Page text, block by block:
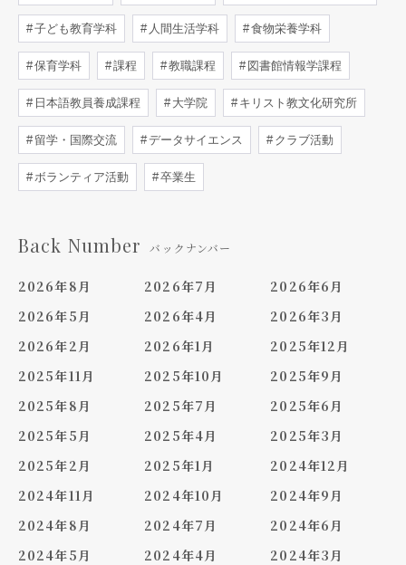
子ども教育学科 人間生活学科 食物栄養学科
保育学科 課程 教職課程 図書館情報学課程
日本語教員養成課程 大学院 キリスト教文化研究所
留学・国際交流 データサイエンス クラブ活動
ボランティア活動 卒業生
Back Number バックナンバー
2026年8月 2026年7月
2026年6月
2026年5月
2026年4月
2026年3月
2026年2月
2026年1月
2025年12月
2025年11月
2025年10月
2025年9月
2025年8月
2025年7月
2025年6月
2025年5月
2025年4月
2025年3月
2025年2月
2025年1月
2024年12月
2024年11月
2024年10月
2024年9月
2024年8月
2024年7月
2024年6月
2024年5月
2024年4月
2024年3月